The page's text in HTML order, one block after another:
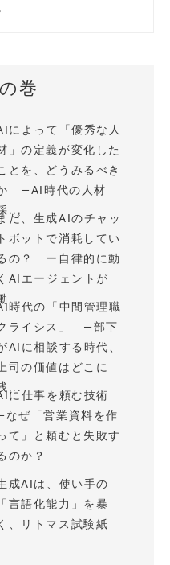
巻
によって「優秀な人
」の定義が変化した
とを、どうみるべき
—AI時代の人材
...
だ、生成AIのチャッ
トボットで消耗してい
の？ ー自律的に動
AIエージェントが
...
時代の「中間管理職
ライシス」 —部下
AIに相談する時代、
司の価値はどこに
...
に仕事を頼む技術
なぜ「営業資料を作
て」と頼むと失敗す
のか？
成AIは、使い手の
「言語化能力」を暴
、リトマス試験紙